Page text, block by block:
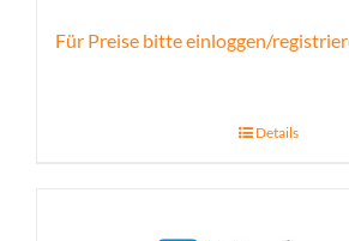
Für Preise bitte einloggen/
Details